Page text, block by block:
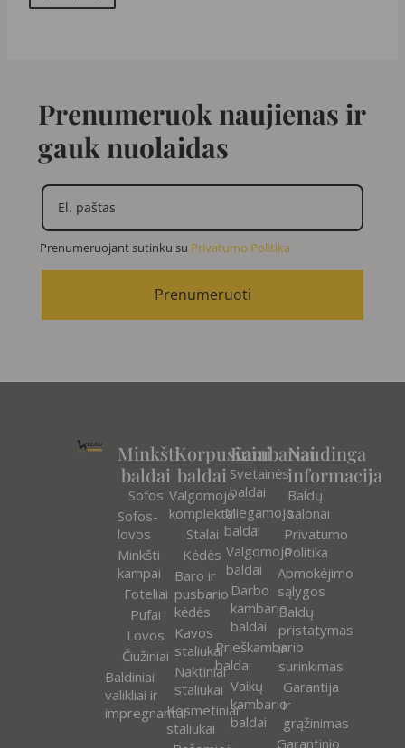
Prenumeruok naujienas ir
gauk nuolaidas
Prenumeruojant sutinku su Privatumo Politika
Prenumeruoti
Minkšti
baldai
Sofos
Sofos-
lovos
Minkšti
kampai
Foteliai
Pufai
Lovos
Čiužiniai
Baldiniai
valikliai ir
impregnantai
Korpusiniai
baldai
Valgomojo
komplektai
Stalai
Kėdės
Baro ir
pusbario
kėdės
Kavos
staliukai
Naktiniai
staliukai
Kosmetiniai
staliukai
Kambariai
Svetainės
baldai
Miegamojo
baldai
Valgomojo
baldai
Darbo
kambario
baldai
Prieškambario
baldai
Vaikų
kambario
baldai
Naudinga
informacija
Baldų
salonai
Privatumo
Politika
Apmokėjimo
sąlygos
Baldų
pristatymas
ir
surinkimas
Garantija
ir
grąžinimas
Garantinio